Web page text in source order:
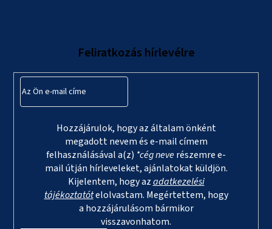
Feliratkozás hírlevélre
Hozzájárulok, hogy az általam önként
megadott nevem és e-mail címem
felhasználásával a(z) *cég neverészemre e-
mail útján hírleveleket, ajánlatokat küldjön.
Kijelentem, hogy azadatkezelési
tájékoztatótelolvastam. Megértettem, hogy
a hozzájárulásom bármikor
visszavonhatom.